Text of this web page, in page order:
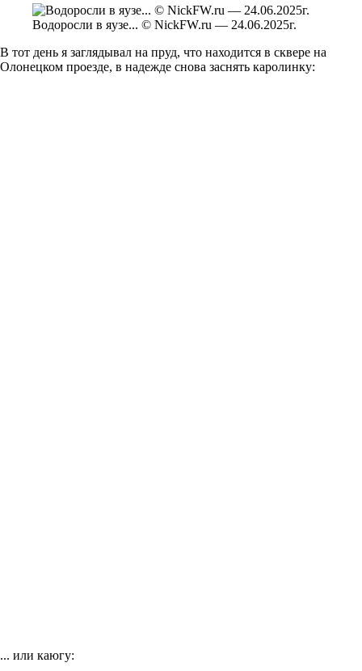
Водоросли в яузе... © NickFW.ru — 24.06.2025г.
В тот день я заглядывал на пруд, что находится в сквере на
Олонецком проезде, в надежде снова заснять каролинку:
... или каюгу: